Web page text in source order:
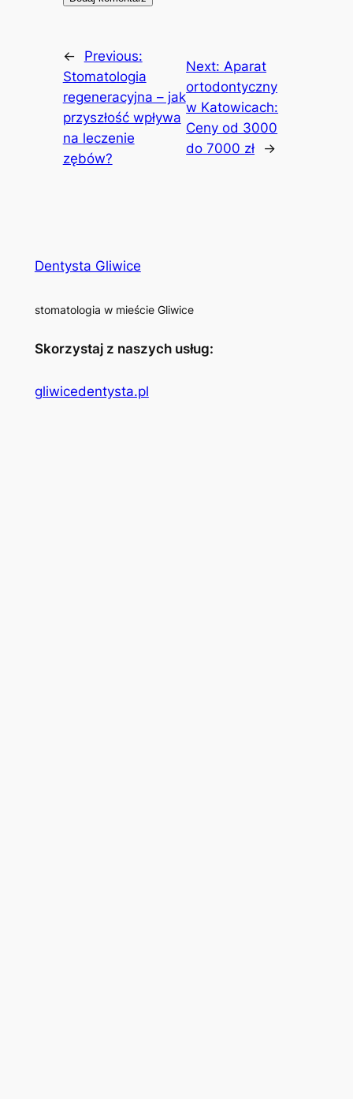
←
Previous:
Stomatologia
regeneracyjna – jak
przyszłość wpływa
na leczenie
zębów?
Next: Aparat
ortodontyczny
w Katowicach:
Ceny od 3000
do 7000 zł
→
Dentysta Gliwice
stomatologia w mieście Gliwice
Skorzystaj z naszych usług:
gliwicedentysta.pl